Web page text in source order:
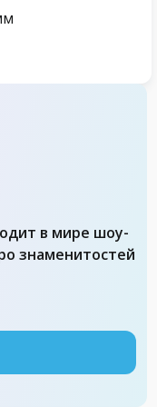
в мире шоу-
знаменитостей